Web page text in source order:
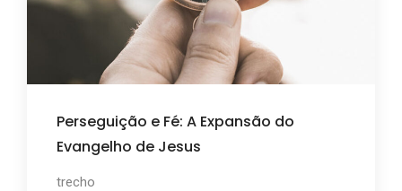
Perseguição e Fé: A Expansão do
Evangelho de Jesus
trecho